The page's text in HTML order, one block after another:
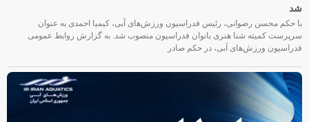
شد
با حکم محسن رضوانی، رئیس فدراسیون ورزش‌های آبی، کیمیا احمدی به عنوان
سرپرست کمیته شنا هنری بانوان فدراسیون منصوب شد. به گزارش روابط عمومی
فدراسیون ورزش‌های آبی، در حکم صادر